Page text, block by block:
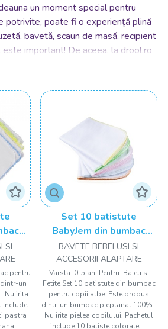
un moment special pentru
potrivite, poate fi o experiență plină
bavetă, scaun de masă, recipient
important! De aceea, la drool.ro
mai bune branduri, pentru ca ora
sunt un moment
își doresc mereu ca
bine pentru a
pentru asta trebuie să fii
necesar.
echipamentul esențial sunt
și încălzitorul de
avea nevoie de un
scaun de masă,
ce nu, un robot multifuncțional,
mâncare. Fără a uita bavețică,
atât de necesar! Bebelușul tău va fi
din lume cu accesoriile potrivite de la
mesei atât pentru pitici,
cm
SI
pentru
un
Nu irita
include
pastra
Set 10 batistute
BabyJem din bumbac
pentru copii 28x28 cm
BAVETE BEBELUSI SI
ACCESORII ALAPTARE
Varsta: 0-5 ani Pentru: Baieti si
Fetite Set 10 batistute din bumbac
pentru copii albe. Este produs
dintr-un bumbac pieptanat 100% .
Nu irita pielea copilului. Pachetul
include 10 batiste colorate ....